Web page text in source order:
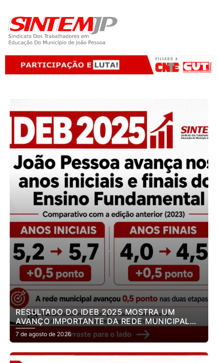
RESULTADO DO IDEB 2025 MOSTRA UM
AVANÇO IMPORTANTE DA REDE MUNICIPAL
DE ENSINO DE JOÃO PESSOA.
7 de agosto de 2026